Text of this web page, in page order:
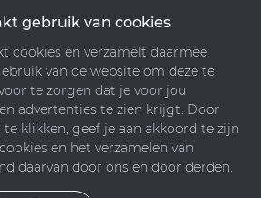
gebruik van cookies
cookies en verzamelt daarmee
van de website om deze te
te zorgen dat je voor jou
advertenties te zien krijgt. Door
klikken, geef je aan akkoord te zijn
en het verzamelen van
daarvan door ons en door derden.